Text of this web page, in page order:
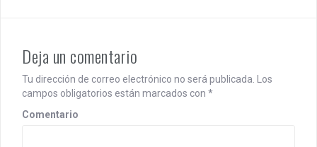
a
v
i
g
Deja un comentario
Tu dirección de correo electrónico no será publicada. Los
campos obligatorios están marcados con *
Comentario